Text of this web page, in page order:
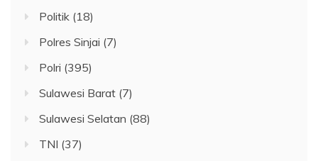
Politik (18)
Polres Sinjai (7)
Polri (395)
Sulawesi Barat (7)
Sulawesi Selatan (88)
TNI (37)